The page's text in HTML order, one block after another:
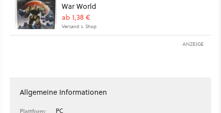
War World
ab 1,38 €
Versand s. Shop
ANZEIGE
Allgemeine Informationen
Plattform:
PC